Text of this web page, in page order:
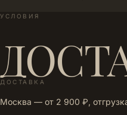
УСЛОВИЯ
ДОСТАВКА
Москва — от 2 900 ₽,